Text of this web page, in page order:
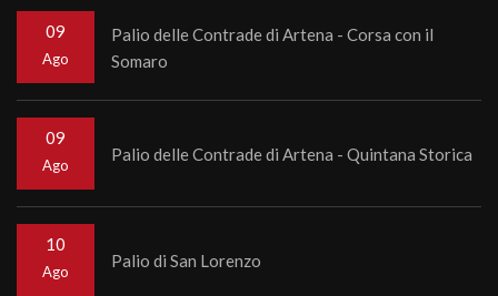
09
Ago
Palio delle Contrade di Artena - Corsa con il
Somaro
09
Ago
Palio delle Contrade di Artena - Quintana Storica
10
Ago
Palio di San Lorenzo